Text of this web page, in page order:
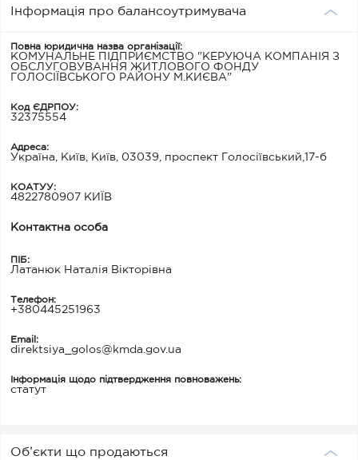
Інформація про балансоутримувача
Повна юридична назва організації:
КОМУНАЛЬНЕ ПІДПРИЄМСТВО "КЕРУЮЧА КОМПАНІЯ З
ОБСЛУГОВУВАННЯ ЖИТЛОВОГО ФОНДУ
ГОЛОСІЇВСЬКОГО РАЙОНУ М.КИЄВА"
Код ЄДРПОУ:
32375554
Адреса:
Україна, Київ, Київ, 03039, проспект Голосіївський,17-б
КОАТУУ:
4822780907 КИЇВ
Контактна особа
ПІБ:
Латанюк Наталія Вікторівна
Телефон:
+380445251963
Email:
direktsiya_golos@kmda.gov.ua
Інформація щодо підтвердження повноважень:
статут
Об’єкти що продаються